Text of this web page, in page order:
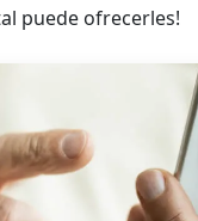
puede ofrecerles!